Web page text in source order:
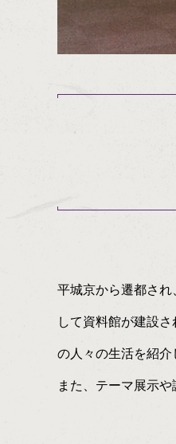
平城京から遷都され
して資料館が建設
の人々の生活を紹介
また、テーマ展示